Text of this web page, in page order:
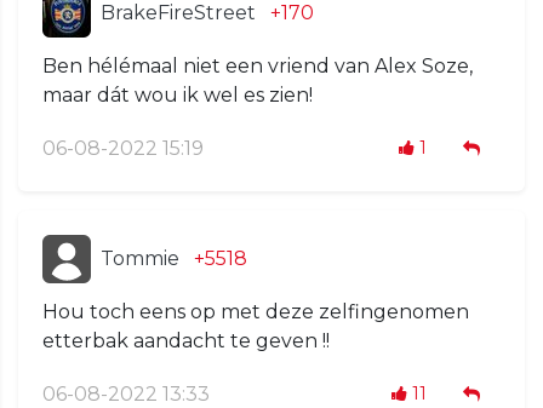
BrakeFireStreet +170
Ben hélémaal niet een vriend van Alex Soze,
maar dát wou ik wel es zien!
06-08-2022 15:19 1
Tommie +5518
Hou toch eens op met deze zelfingenomen
etterbak aandacht te geven !!
06-08-2022 13:33 11